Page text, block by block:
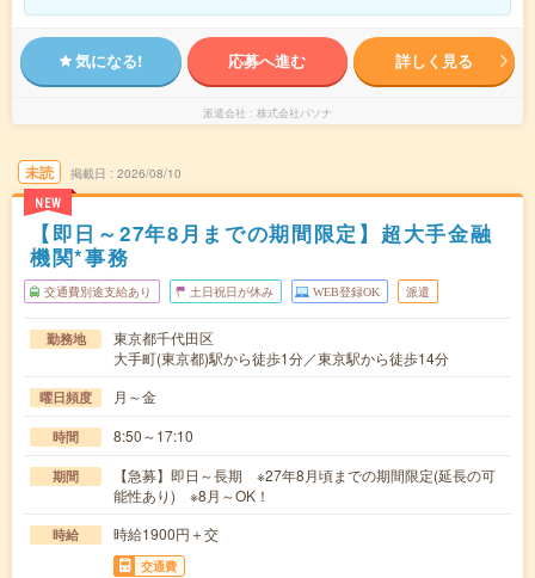
気になる! 応募へ進む 詳しく見る
派遣会社 株式会社パソナ
未読
NEW
掲載日 2026/08/10
【即日～27年8月までの期間限定】超大手金融
機関*事務
交通費別途支給あり 土日祝日が休み WEB登録OK 派遣
勤務地
東京都千代田区
大手町(東京都)駅から徒歩1分／東京駅から徒歩14分
曜日頻度 月～金
時間 8:50～17:10
期間
【急募】即日～長期 ※27年8月頃までの期間限定(延長の可
能性あり) ※8月～OK！
時給 時給1900円＋交
交通費